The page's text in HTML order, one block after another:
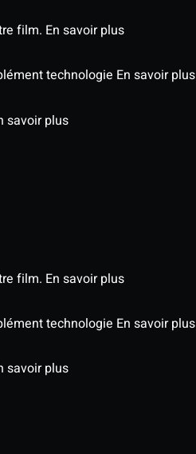
film. En savoir plus
technologie En savoir plus
savoir plus
film. En savoir plus
technologie En savoir plus
savoir plus